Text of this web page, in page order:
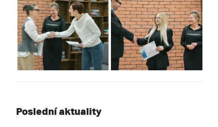
Poslední aktuality